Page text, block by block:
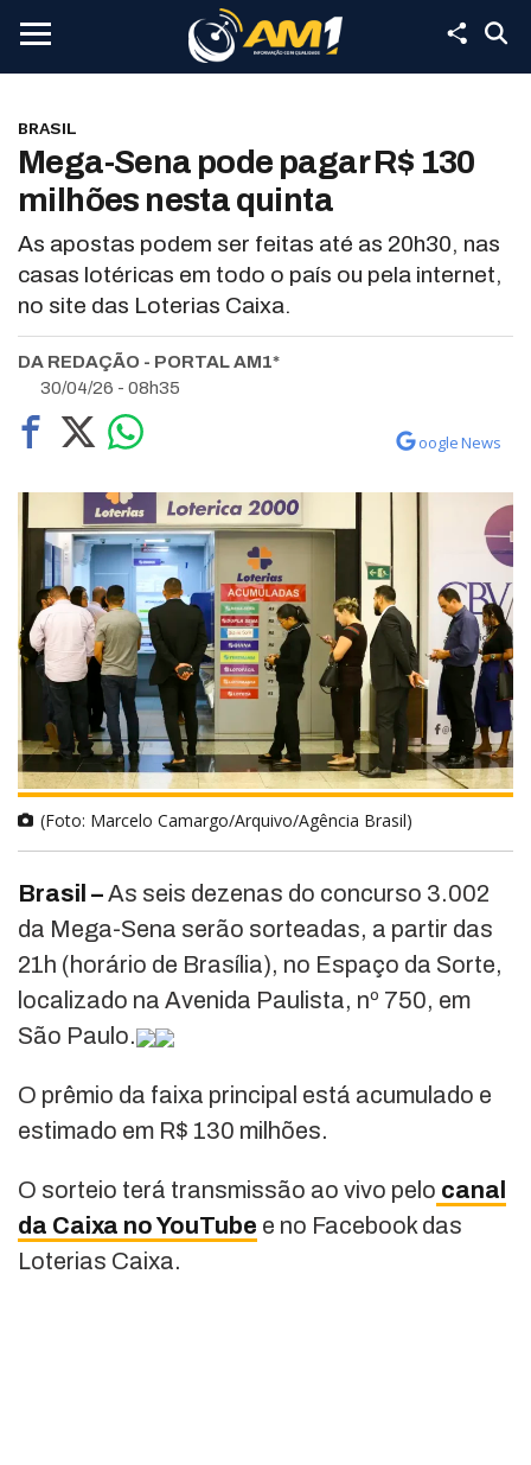
BRASIL
Mega-Sena pode pagar R$ 130
milhões nesta quinta
As apostas podem ser feitas até as 20h30, nas
casas lotéricas em todo o país ou pela internet,
no site das Loterias Caixa.
DA REDAÇÃO - PORTAL AM1*
30/04/26 - 08h35
oogle News
(Foto: Marcelo Camargo/Arquivo/Agência Brasil)
Brasil –As seis dezenas do concurso 3.002
da Mega-Sena serão sorteadas, a partir das
21h (horário de Brasília), no Espaço da Sorte,
localizado na Avenida Paulista, nº 750, em
São Paulo.
O prêmio da faixa principal está acumulado e
estimado em R$ 130 milhões.
O sorteio terá transmissão ao vivo pelo canal
da Caixa no YouTube e no Facebook das
Loterias Caixa.